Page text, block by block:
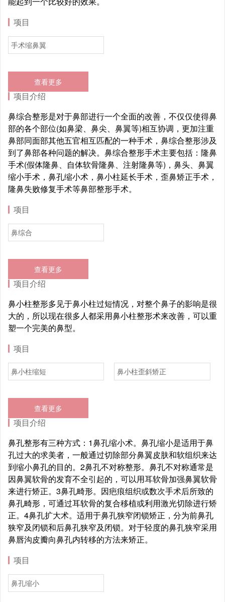
项目
手术缩鼻翼
查看更多
项目介绍
鼻综合整形是对于鼻部进行一个全面的改善，不仅仅使得鼻
部的各个部位(如鼻梁、鼻尖、鼻翼等)相互协调，更加注重
鼻部同面部其他五官相互匹配的一种手术，鼻综合整形涉及
到了鼻部各种问题的解决。鼻综合整形手术主要包括：隆鼻
手术(假体隆鼻、自体软骨隆鼻、注射隆鼻等)，鼻头、鼻翼
缩小手术，鼻孔缩小术，鼻小柱延长手术，歪鼻矫正手术，
隆鼻失败修复手术等鼻部整形手术。
项目
鼻综合
查看更多
项目介绍
鼻小柱整形多见于鼻小柱过短情况，对整个鼻子的影响是很
大的，所以现在很多人都采用鼻小柱整形术来改善，可以重
塑一个完美的鼻型。
项目
鼻小柱缩短 鼻小柱歪斜矫正
查看更多
项目介绍
鼻孔整形有三种方式：1鼻孔缩小术。鼻孔缩小是适用于鼻
孔过大的求美者，一般通过切除部分鼻翼皮肤和软组织来达
到缩小鼻孔的目的。2鼻孔不对称整形。鼻孔不对称通常是
因鼻翼软骨的发育不全引起的，可以用耳软骨加强鼻翼软骨
来进行矫正。3鼻孔畸形。因疤痕组织或数次手术后所致的
鼻孔畸形，可通过耳软骨的复合移植或利用激光切除进行矫
正。4鼻孔扩大术。适用于鼻孔狭窄闭锁矫正，分为前鼻孔
狭窄及闭锁和后鼻孔狭窄及闭锁。对于轻度的鼻孔狭窄采用
鼻唇沟皮瓣向鼻孔内转移的方法来矫正。
项目
鼻孔缩小